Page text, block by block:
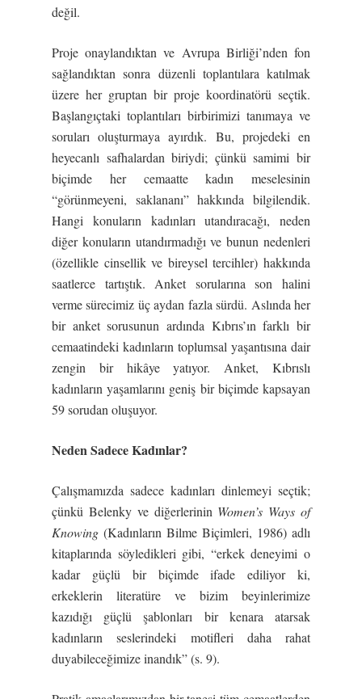
değil.
Proje onaylandıktan ve Avrupa Birliği’nden fon
sağlandıktan sonra düzenli toplantılara katılmak
üzere her gruptan bir proje koordinatörü seçtik.
Başlangıçtaki toplantıları birbirimizi tanımaya ve
soruları oluşturmaya ayırdık. Bu, projedeki en
heyecanlı safhalardan biriydi; çünkü samimi bir
biçimde her cemaatte kadın meselesinin
“görünmeyeni, saklananı” hakkında bilgilendik.
Hangi konuların kadınları utandıracağı, neden
diğer konuların utandırmadığı ve bunun nedenleri
(özellikle cinsellik ve bireysel tercihler) hakkında
saatlerce tartıştık. Anket sorularına son halini
verme sürecimiz üç aydan fazla sürdü. Aslında her
bir anket sorusunun ardında Kıbrıs’ın farklı bir
cemaatindeki kadınların toplumsal yaşantısına dair
zengin bir hikâye yatıyor. Anket, Kıbrıslı
kadınların yaşamlarını geniş bir biçimde kapsayan
59 sorudan oluşuyor.
Neden Sadece Kadınlar?
Çalışmamızda sadece kadınları dinlemeyi seçtik;
çünkü Belenky ve diğerlerinin Women’s Ways of
Knowing (Kadınların Bilme Biçimleri, 1986) adlı
kitaplarında söyledikleri gibi, “erkek deneyimi o
kadar güçlü bir biçimde ifade ediliyor ki,
erkeklerin literatüre ve bizim beyinlerimize
kazıdığı güçlü şablonları bir kenara atarsak
kadınların seslerindeki motifleri daha rahat
duyabileceğimize inandık” (s. 9).